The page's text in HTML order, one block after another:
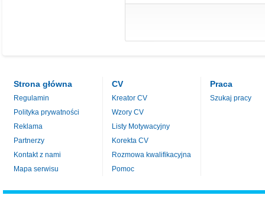
Strona główna
Regulamin
Polityka prywatności
Reklama
Partnerzy
Kontakt z nami
Mapa serwisu
CV
Kreator CV
Wzory CV
Listy Motywacyjny
Korekta CV
Rozmowa kwalifikacyjna
Pomoc
Praca
Szukaj pracy